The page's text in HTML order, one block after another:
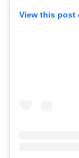
View this post